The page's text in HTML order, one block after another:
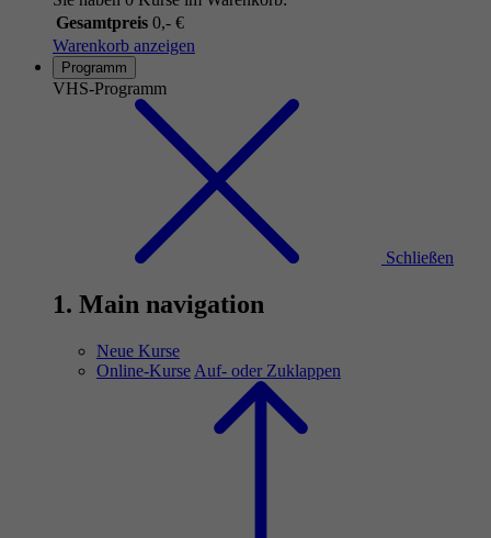
Gesamtpreis 0,- €
Warenkorb anzeigen
Programm
VHS-Programm
Schließen
1. Main navigation
Neue Kurse
Online-Kurse Auf- oder Zuklappen